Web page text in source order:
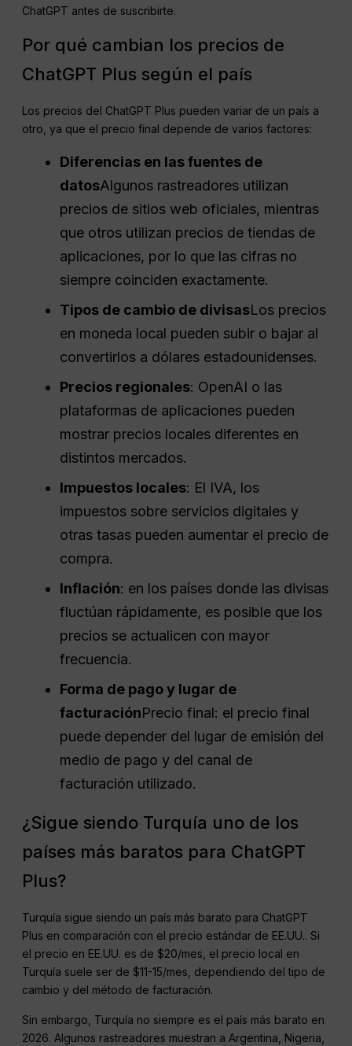
ChatGPT antes de suscribirte.
Por qué cambian los precios de
ChatGPT Plus según el país
Los precios del ChatGPT Plus pueden variar de un país a
otro, ya que el precio final depende de varios factores:
Diferencias en las fuentes de
datosAlgunos rastreadores utilizan
precios de sitios web oficiales, mientras
que otros utilizan precios de tiendas de
aplicaciones, por lo que las cifras no
siempre coinciden exactamente.
Tipos de cambio de divisasLos precios
en moneda local pueden subir o bajar al
convertirlos a dólares estadounidenses.
Precios regionales: OpenAI o las
plataformas de aplicaciones pueden
mostrar precios locales diferentes en
distintos mercados.
Impuestos locales: El IVA, los
impuestos sobre servicios digitales y
otras tasas pueden aumentar el precio de
compra.
Inflación: en los países donde las divisas
fluctúan rápidamente, es posible que los
precios se actualicen con mayor
frecuencia.
Forma de pago y lugar de
facturaciónPrecio final: el precio final
puede depender del lugar de emisión del
medio de pago y del canal de
facturación utilizado.
¿Sigue siendo Turquía uno de los
países más baratos para ChatGPT
Plus?
Turquía sigue siendo un país más barato para ChatGPT
Plus en comparación con el precio estándar de EE.UU.. Si
el precio en EE.UU. es de $20/mes, el precio local en
Turquía suele ser de $11-15/mes, dependiendo del tipo de
cambio y del método de facturación.
Sin embargo, Turquía no siempre es el país más barato en
2026. Algunos rastreadores muestran a Argentina, Nigeria,